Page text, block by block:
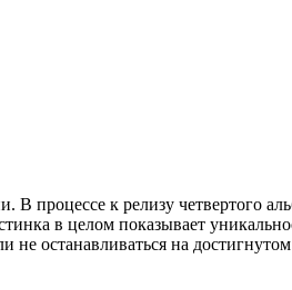
процессе к релизу четвертого
в целом показывает
останавливаться на